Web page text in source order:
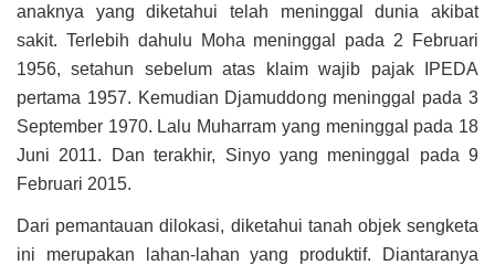
anaknya yang diketahui telah meninggal dunia akibat
sakit. Terlebih dahulu Moha meninggal pada 2 Februari
1956, setahun sebelum atas klaim wajib pajak IPEDA
pertama 1957. Kemudian Djamuddong meninggal pada 3
September 1970. Lalu Muharram yang meninggal pada 18
Juni 2011. Dan terakhir, Sinyo yang meninggal pada 9
Februari 2015.
Dari pemantauan dilokasi, diketahui tanah objek sengketa
ini merupakan lahan-lahan yang produktif. Diantaranya